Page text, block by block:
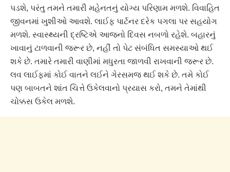
પડશે, પરંતુ તમને તમારી મહેનતનું યોગ્ય પરિણામ મળશે. વિવાહિત
જીવનમાં ખુશીઓ આવશે. લાઈફ પાર્ટનર દરેક પગલા પર સહયોગ
મળશે. સ્વાસ્થ્યની દ્રષ્ટિએ આજનો દિવસ નબળો રહેશે. બહારનું
ખાવાનું ટાળવાની જરૂર છે, નહીં તો પેટ સંબંધિત સમસ્યાઓ થઈ
શકે છે. તમારે તમારી વાણીમાં મધુરતા જાળવી રાખવાની જરૂર છે.
લવ લાઈફમાં કોઈ વાતને લઈને ગેરસમજ થઈ શકે છે. તમે કોઈ
પણ બાબતને શાંત ચિત્તે ઉકેલવાનો પ્રયાસ કરો, તમને તેમાંથી
ચોક્કસ ઉકેલ મળશે.